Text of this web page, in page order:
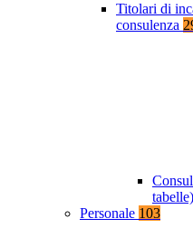
Titolari di
consulenza
tabelle)
Personale 103